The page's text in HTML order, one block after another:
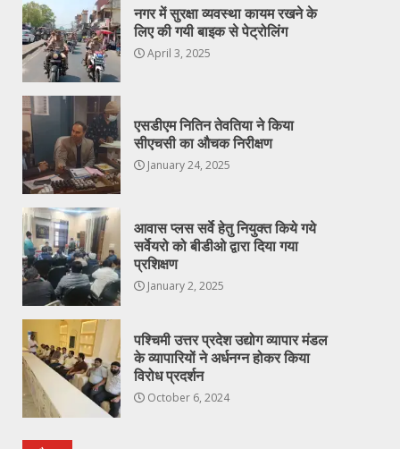
नगर में सुरक्षा व्यवस्था कायम रखने के
लिए की गयी बाइक से पेट्रोलिंग
April 3, 2025
एसडीएम नितिन तेवतिया ने किया
सीएचसी का औचक निरीक्षण
January 24, 2025
आवास प्लस सर्वे हेतु नियुक्त किये गये
सर्वेयरो को बीडीओ द्वारा दिया गया
प्रशिक्षण
January 2, 2025
पश्चिमी उत्तर प्रदेश उद्योग व्यापार मंडल
के व्यापारियों ने अर्धनग्न होकर किया
विरोध प्रदर्शन
October 6, 2024